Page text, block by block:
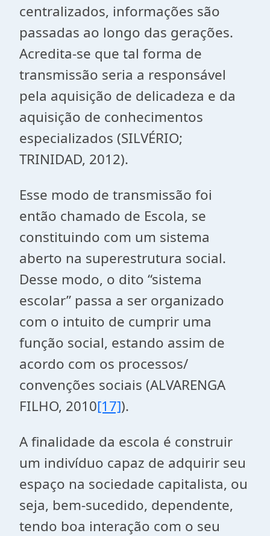
centralizados, informações são
passadas ao longo das gerações.
Acredita-se que tal forma de
transmissão seria a responsável
pela aquisição de delicadeza e da
aquisição de conhecimentos
especializados (SILVÉRIO;
TRINIDAD, 2012).
Esse modo de transmissão foi
então chamado de Escola, se
constituindo com um sistema
aberto na superestrutura social.
Desse modo, o dito “sistema
escolar” passa a ser organizado
com o intuito de cumprir uma
função social, estando assim de
acordo com os processos/
convenções sociais (ALVARENGA
FILHO, 2010[17]).
A finalidade da escola é construir
um indivíduo capaz de adquirir seu
espaço na sociedade capitalista, ou
seja, bem-sucedido, dependente,
tendo boa interação com o seu